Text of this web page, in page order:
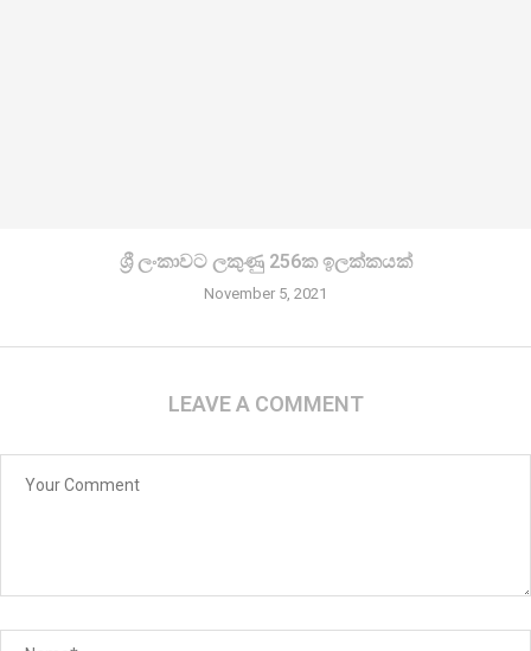
ශ්‍රී ලංකාවට ලකුණු 256ක ඉලක්කයක්
November 5, 2021
LEAVE A COMMENT